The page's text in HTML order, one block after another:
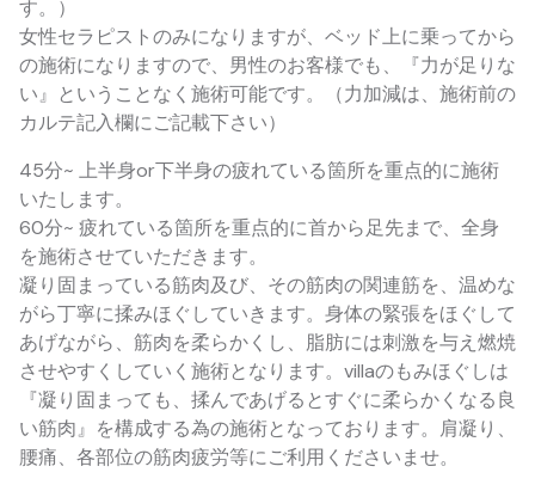
す。）
女性セラピストのみになりますが、ベッド上に乗ってから
の施術になりますので、男性のお客様でも、『力が足りな
い』ということなく施術可能です。（力加減は、施術前の
カルテ記入欄にご記載下さい）
45分~ 上半身or下半身の疲れている箇所を重点的に施術
いたします。
60分~ 疲れている箇所を重点的に首から足先まで、全身
を施術させていただきます。
凝り固まっている筋肉及び、その筋肉の関連筋を、温めな
がら丁寧に揉みほぐしていきます。身体の緊張をほぐして
あげながら、筋肉を柔らかくし、脂肪には刺激を与え燃焼
させやすくしていく施術となります。villaのもみほぐしは
『凝り固まっても、揉んであげるとすぐに柔らかくなる良
い筋肉』を構成する為の施術となっております。肩凝り、
腰痛、各部位の筋肉疲労等にご利用くださいませ。